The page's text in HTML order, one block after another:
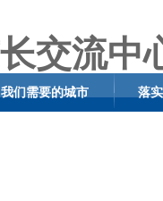
我们需要的城市 落